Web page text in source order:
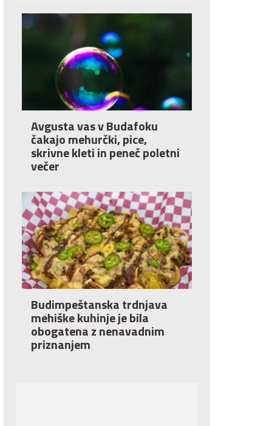
Avgusta vas v Budafoku
čakajo mehurčki, pice,
skrivne kleti in peneč poletni
večer
Budimpeštanska trdnjava
mehiške kuhinje je bila
obogatena z nenavadnim
priznanjem